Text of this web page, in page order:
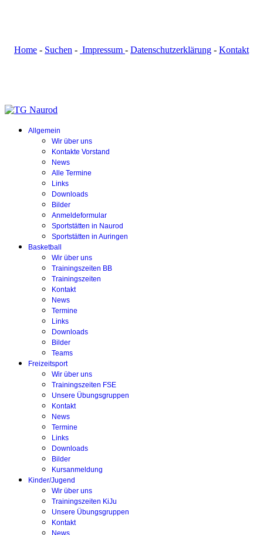
Home - Suchen - Impressum - Datenschutzerklärung - Kontakt
Allgemein
Wir über uns
Kontakte Vorstand
News
Alle Termine
Links
Downloads
Bilder
Anmeldeformular
Sportstätten in Naurod
Sportstätten in Auringen
Basketball
Wir über uns
Trainingszeiten BB
Trainingszeiten
Kontakt
News
Termine
Links
Downloads
Bilder
Teams
Freizeitsport
Wir über uns
Trainingszeiten FSE
Unsere Übungsgruppen
Kontakt
News
Termine
Links
Downloads
Bilder
Kursanmeldung
Kinder/Jugend
Wir über uns
Trainingszeiten KiJu
Unsere Übungsgruppen
Kontakt
News